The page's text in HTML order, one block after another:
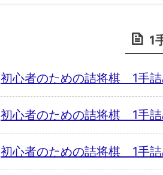
1
初心者のための詰将棋 1手
初心者のための詰将棋 1手
初心者のための詰将棋 1手